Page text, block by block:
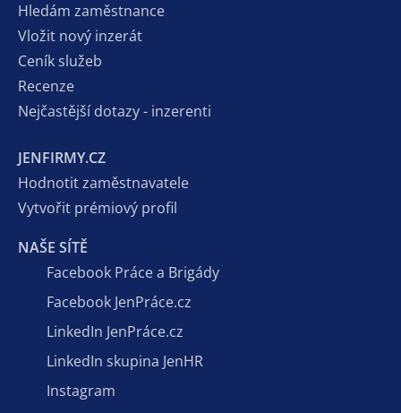
Hledám zaměstnance
Vložit nový inzerát
Ceník služeb
Recenze
Nejčastější dotazy - inzerenti
JENFIRMY.CZ
Hodnotit zaměstnavatele
Vytvořit prémiový profil
NAŠE SÍTĚ
Facebook Práce a Brigády
Facebook JenPráce.cz
LinkedIn JenPráce.cz
LinkedIn skupina JenHR
Instagram